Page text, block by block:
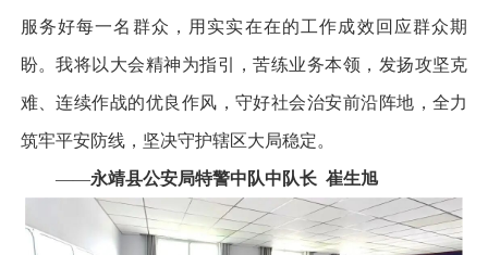
服务好每一名群众，用实实在在的工作成效回应群众期
盼。我将以大会精神为指引，苦练业务本领，发扬攻坚克
难、连续作战的优良作风，守好社会治安前沿阵地，全力
筑牢平安防线，坚决守护辖区大局稳定。
——永靖县公安局特警中队中队长 崔生旭